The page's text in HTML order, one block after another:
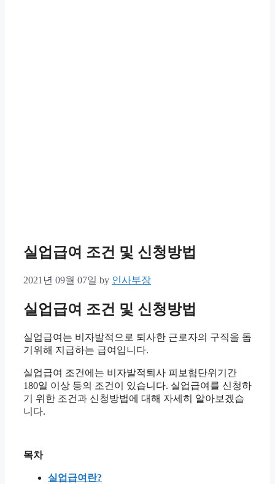
실업급여 조건 및 신청방법
2021년 09월 07일 by 인사부장
실업급여 조건 및 신청방법
실업급여는 비자발적으로 퇴사한 근로자의 구직을 돕
기위해 지급하는 급여입니다.
실업급여 조건에는 비자발적퇴사 피보험단위기간
180일 이상 등의 조건이 있습니다. 실업급여를 신청하
기 위한 조건과 신청방법에 대해 자세히 알아보겠습
니다.
목차
실업급여란?